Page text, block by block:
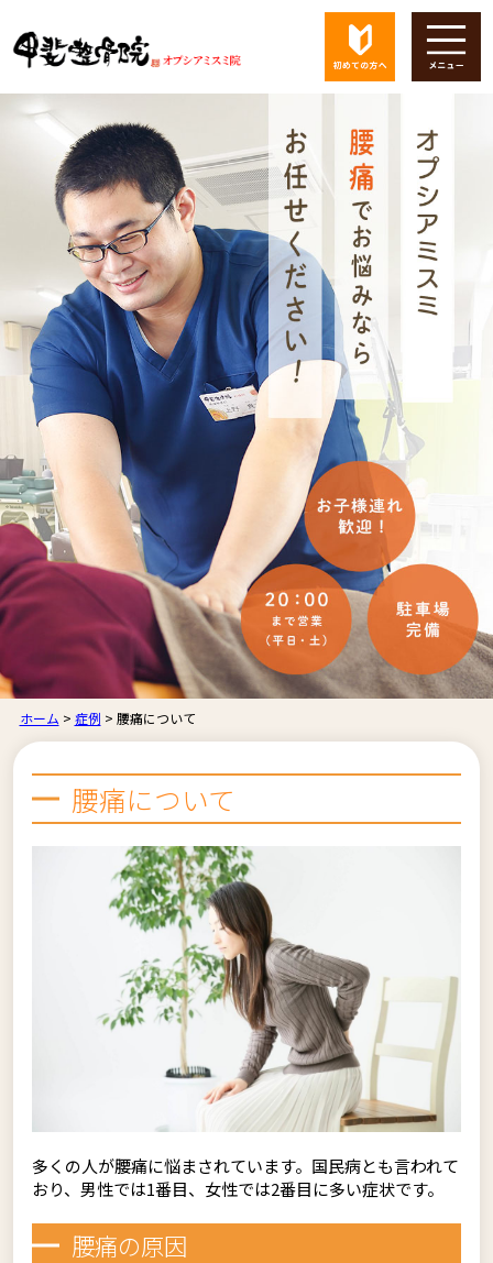
ホーム > 症例 > 腰痛について
腰痛について
多くの人が腰痛に悩まされています。国民病とも言われて
おり、男性では1番目、女性では2番目に多い症状です。
腰痛の原因